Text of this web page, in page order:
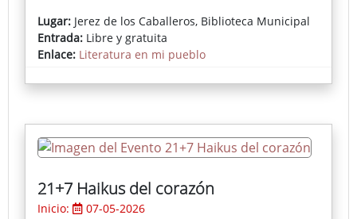
Lugar: Jerez de los Caballeros, Biblioteca Municipal
Entrada: Libre y gratuita
Enlace: Literatura en mi pueblo
21+7 Haikus del corazón
Inicio:
07-05-2026